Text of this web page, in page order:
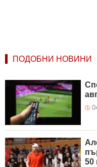
ПОДОБНИ НОВИНИ
50